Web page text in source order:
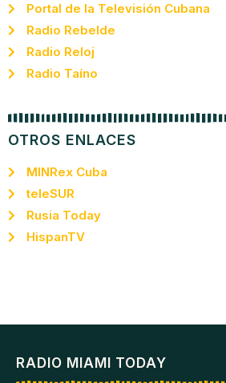
Portal de la Televisión Cubana
Radio Rebelde
Radio Reloj
Radio Taíno
OTROS ENLACES
MINRex Cuba
teleSUR
Rusia Today
HispanTV
RADIO MIAMI TODAY